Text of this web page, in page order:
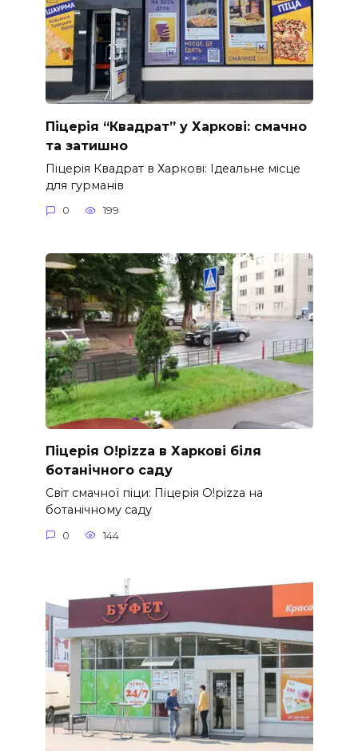
Піцерія “Квадрат” у Харкові: смачно
та затишно
Піцерія Квадрат в Харкові: Ідеальне місце
для гурманів
0 199
Піцерія O!pizza в Харкові біля
ботанічного саду
Світ смачної піци: Піцерія O!pizza на
ботанічному саду
0 144